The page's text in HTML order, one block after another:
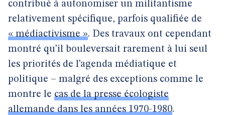
contribué à autonomiser un militantisme
relativement spécifique, parfois qualifiée de
« médiactivisme ». Des travaux ont cependant
montré qu’il bouleversait rarement à lui seul
les priorités de l’agenda médiatique et
politique – malgré des exceptions comme le
montre le cas de la presse écologiste
allemande dans les années 1970-1980.